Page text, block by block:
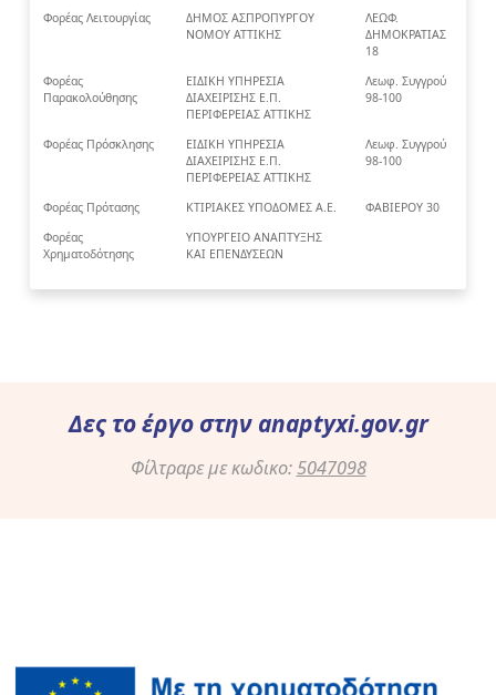
Φορέας Λειτουργίας
ΔΗΜΟΣ ΑΣΠΡΟΠΥΡΓΟΥ
ΝΟΜΟΥ ΑΤΤΙΚΗΣ
ΛΕΩΦ.
ΔΗΜΟΚΡΑΤΙΑΣ
18
Φορέας
Παρακολούθησης
ΕΙΔΙΚΗ ΥΠΗΡΕΣΙΑ
ΔΙΑΧΕΙΡΙΣΗΣ Ε.Π.
ΠΕΡΙΦΕΡΕΙΑΣ ΑΤΤΙΚΗΣ
Λεωφ. Συγγρού
98-100
Φορέας Πρόσκλησης
ΕΙΔΙΚΗ ΥΠΗΡΕΣΙΑ
ΔΙΑΧΕΙΡΙΣΗΣ Ε.Π.
ΠΕΡΙΦΕΡΕΙΑΣ ΑΤΤΙΚΗΣ
Λεωφ. Συγγρού
98-100
Φορέας Πρότασης ΚΤΙΡΙΑΚΕΣ ΥΠΟΔΟΜΕΣ Α.Ε.
ΦΑΒΙΕΡΟΥ 30
Φορέας
Χρηματοδότησης
ΥΠΟΥΡΓΕΙΟ ΑΝΑΠΤΥΞΗΣ
ΚΑΙ ΕΠΕΝΔΥΣΕΩΝ
Δες το έργο στην anaptyxi.gov.gr
Φίλτραρε με κωδικο:5047098